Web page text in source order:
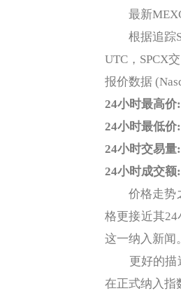
最新MEXC
根据追踪
UTC，SPCX
报价数据
24小时最高价:
24小时最低价:
24小时交易量:
24小时成交额:
价格走势之
格更接近其
这一纳入新闻。
更好的描述
在正式纳入指